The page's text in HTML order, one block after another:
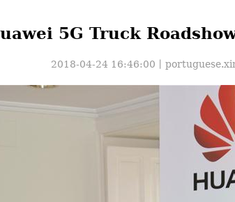
5G Truck
2018-04-24 16:46:00丨